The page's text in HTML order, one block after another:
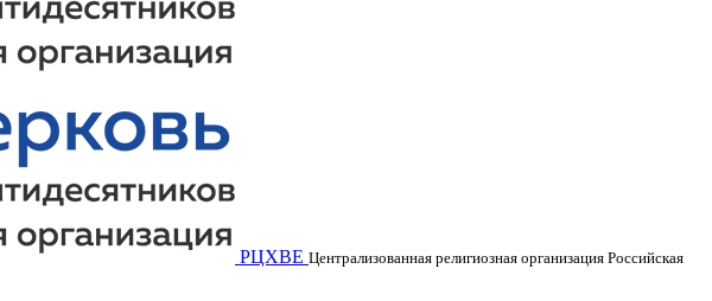
РЦХВЕ Централизованная религиозная организация Российская